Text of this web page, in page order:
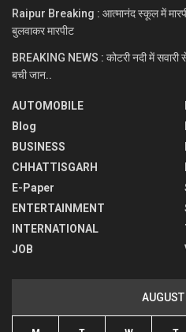
Raipur Breaking : आत्मानंद स्कूल में
बुलवाकर मारपीट
BREAKING NEWS : कोटरी नदी में सवारी
बची जान..
AUTOMOBILE
Blog
BUSINESS
CHHATTISGARH
E-Paper
ENTERTAINMENT
INTERNATIONAL
JOB